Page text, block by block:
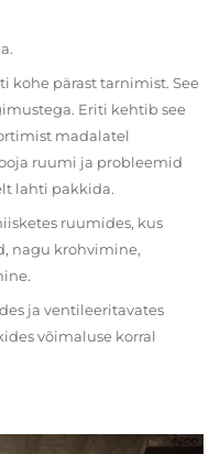
pärast tarnimist. See
Eriti kehtib see
madalatel
ruumi ja probleemid
lahti pakkida.
ruumides, kus
nagu krohvimine,
ja ventileeritavates
võimaluse korral